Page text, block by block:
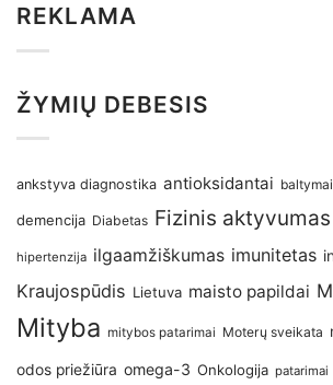
REKLAMA
ŽYMIŲ DEBESIS
ankstyva diagnostika antioksidantai baltymai
demencija Diabetas Fizinis aktyvumas
hipertenzija ilgaamžiškumas imunitetas
Kraujospūdis Lietuva maisto papildai
Mityba mitybos patarimai Moterų sveikata
odos priežiūra omega-3 Onkologija patarimai